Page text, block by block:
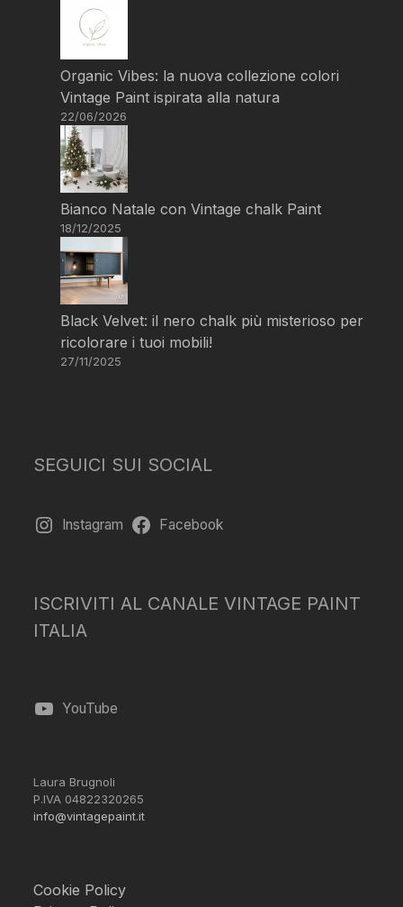
Organic Vibes: la nuova collezione colori
Vintage Paint ispirata alla natura
22/06/2026
Bianco Natale con Vintage chalk Paint
18/12/2025
Black Velvet: il nero chalk più misterioso per
ricolorare i tuoi mobili!
27/11/2025
SEGUICI SUI SOCIAL
Instagram Facebook
ISCRIVITI AL CANALE VINTAGE PAINT
ITALIA
YouTube
Laura Brugnoli
P.IVA 04822320265
info@vintagepaint.it
Cookie Policy